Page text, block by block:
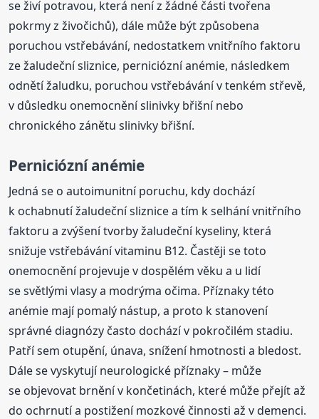
se živí potravou, která není z žádné části tvořena
pokrmy z živočichů), dále může být způsobena
poruchou vstřebávání, nedostatkem vnitřního faktoru
ze žaludeční sliznice, perniciózní anémie, následkem
odnětí žaludku, poruchou vstřebávání v tenkém střevě,
v důsledku onemocnění slinivky břišní nebo
chronického zánětu slinivky břišní.
Perniciózní anémie
Jedná se o autoimunitní poruchu, kdy dochází
k ochabnutí žaludeční sliznice a tím k selhání vnitřního
faktoru a zvýšení tvorby žaludeční kyseliny, která
snižuje vstřebávání vitaminu B12. Častěji se toto
onemocnění projevuje v dospělém věku a u lidí
se světlými vlasy a modrýma očima. Příznaky této
anémie mají pomalý nástup, a proto k stanovení
správné diagnózy často dochází v pokročilém stadiu.
Patří sem otupění, únava, snížení hmotnosti a bledost.
Dále se vyskytují neurologické příznaky – může
se objevovat brnění v končetinách, které může přejít až
do ochrnutí a postižení mozkové činnosti až v demenci.